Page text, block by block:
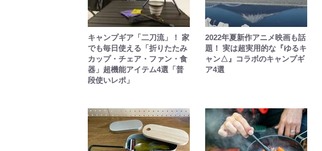
キャンプギア「二刀流」！ 家
でも毎日使える「折りたたみ
カップ・チェア・ファン・食
器」超機能アイテム4選「普
段使いレポ」
2022年夏新作アニメ映画も話
題！ 実は超実用的な『ゆるキ
ャン△』コラボのキャンプギ
ア4選